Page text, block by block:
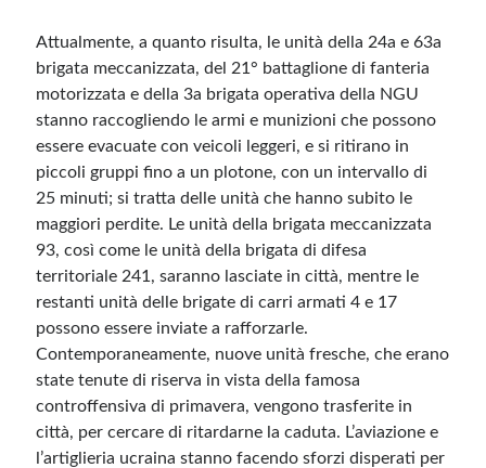
Attualmente, a quanto risulta, le unità della 24a e 63a
brigata meccanizzata, del 21° battaglione di fanteria
motorizzata e della 3a brigata operativa della NGU
stanno raccogliendo le armi e munizioni che possono
essere evacuate con veicoli leggeri, e si ritirano in
piccoli gruppi fino a un plotone, con un intervallo di
25 minuti; si tratta delle unità che hanno subito le
maggiori perdite. Le unità della brigata meccanizzata
93, così come le unità della brigata di difesa
territoriale 241, saranno lasciate in città, mentre le
restanti unità delle brigate di carri armati 4 e 17
possono essere inviate a rafforzarle.
Contemporaneamente, nuove unità fresche, che erano
state tenute di riserva in vista della famosa
controffensiva di primavera, vengono trasferite in
città, per cercare di ritardarne la caduta. L’aviazione e
l’artiglieria ucraina stanno facendo sforzi disperati per